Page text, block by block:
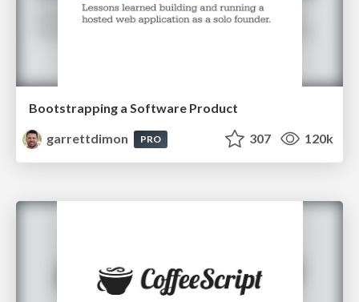
Bootstrapping a Software Product
garrettdimon
PRO 307 120k